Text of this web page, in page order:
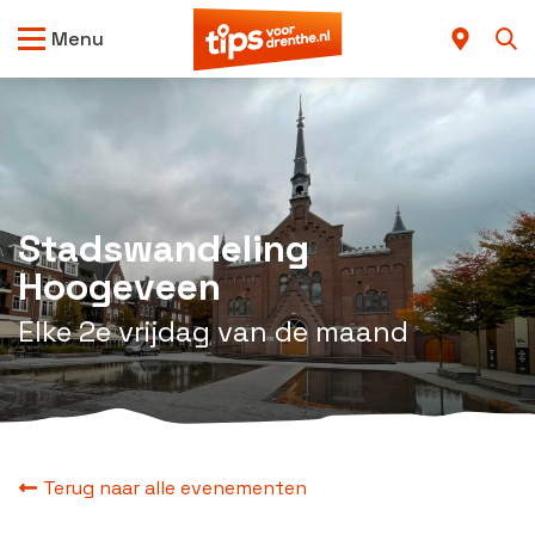
Menu
Stadswandeling
Hoogeveen
Elke 2e vrijdag van de maand
Terug naar alle evenementen